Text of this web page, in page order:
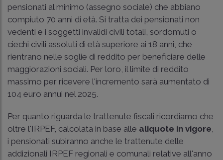
pensionati al minimo (assegno sociale) che abbiano
compiuto 70 anni di età. Si tratta dei pensionati non
vedenti e i soggetti invalidi civili totali, sordomuti o
ciechi civili assoluti di età superiore ai 18 anni, che
rientrano nelle soglie di reddito per beneficiare delle
maggiorazioni sociali. Per loro, il limite di reddito
massimo per ricevere l'incremento sarà aumentato di
104 euro annui nel 2025.
Per quanto riguarda le trattenute fiscali ricordiamo che
oltre l'IRPEF, calcolata in base alle aliquote in vigore
i pensionati subiranno anche le trattenute delle
addizionali IRPEF regionali e comunali relative all'anno